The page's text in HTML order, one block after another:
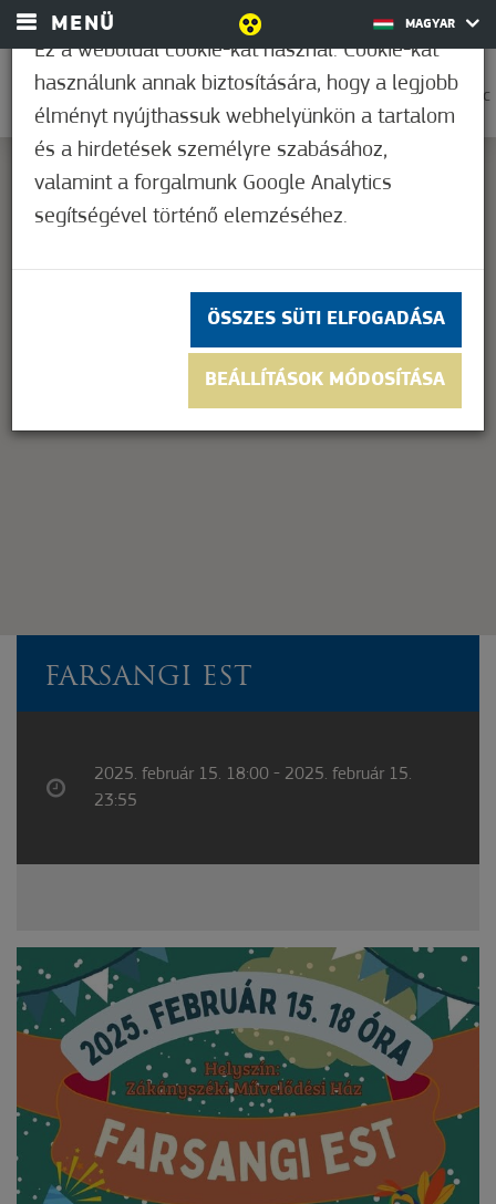
MENÜ MAGYAR
0
25,6°C
This page can't load Google Maps correctly.
Do you own this website? OK
FARSANGI EST
2025. február 15. 18:00 - 2025. február 15.
23:55
Ez a weboldal cookie-kat használ. Cookie-kat
használunk annak biztosítására, hogy a legjobb
élményt nyújthassuk webhelyünkön a tartalom
és a hirdetések személyre szabásához,
valamint a forgalmunk Google Analytics
segítségével történő elemzéséhez.
ÖSSZES SÜTI ELFOGADÁSA
BEÁLLÍTÁSOK MÓDOSÍTÁSA